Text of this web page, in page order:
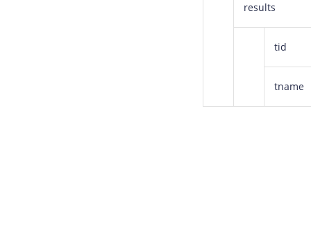
results
tid
tname